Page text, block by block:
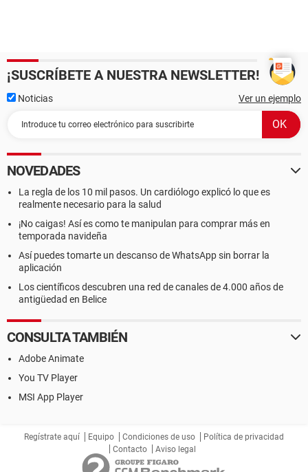
¡SUSCRÍBETE A NUESTRA NEWSLETTER!
Noticias Ver un ejemplo
NOVEDADES
La regla de los 10 mil pasos. Un cardiólogo explicó lo que es
realmente necesario para la salud
¡No caigas! Así es como te manipulan para comprar más en
temporada navideña
Así puedes tomarte un descanso de WhatsApp sin borrar la
aplicación
Los científicos descubren una red de canales de 4.000 años de
antigüedad en Belice
CONSULTA TAMBIÉN
Adobe Animate
You TV Player
MSI App Player
Regístrate aquí Equipo Condiciones de uso
Política de privacidad
Contacto
Aviso legal